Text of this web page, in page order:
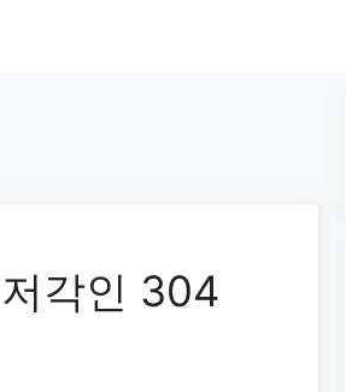
각인 304